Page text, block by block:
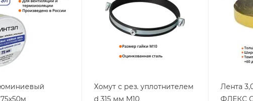
Хомут с рез. уплотнителем
d 315 мм М10
Лента
ФЛЕКС